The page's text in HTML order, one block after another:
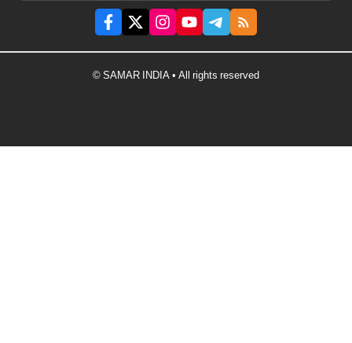
© SAMAR INDIA • All rights reserved